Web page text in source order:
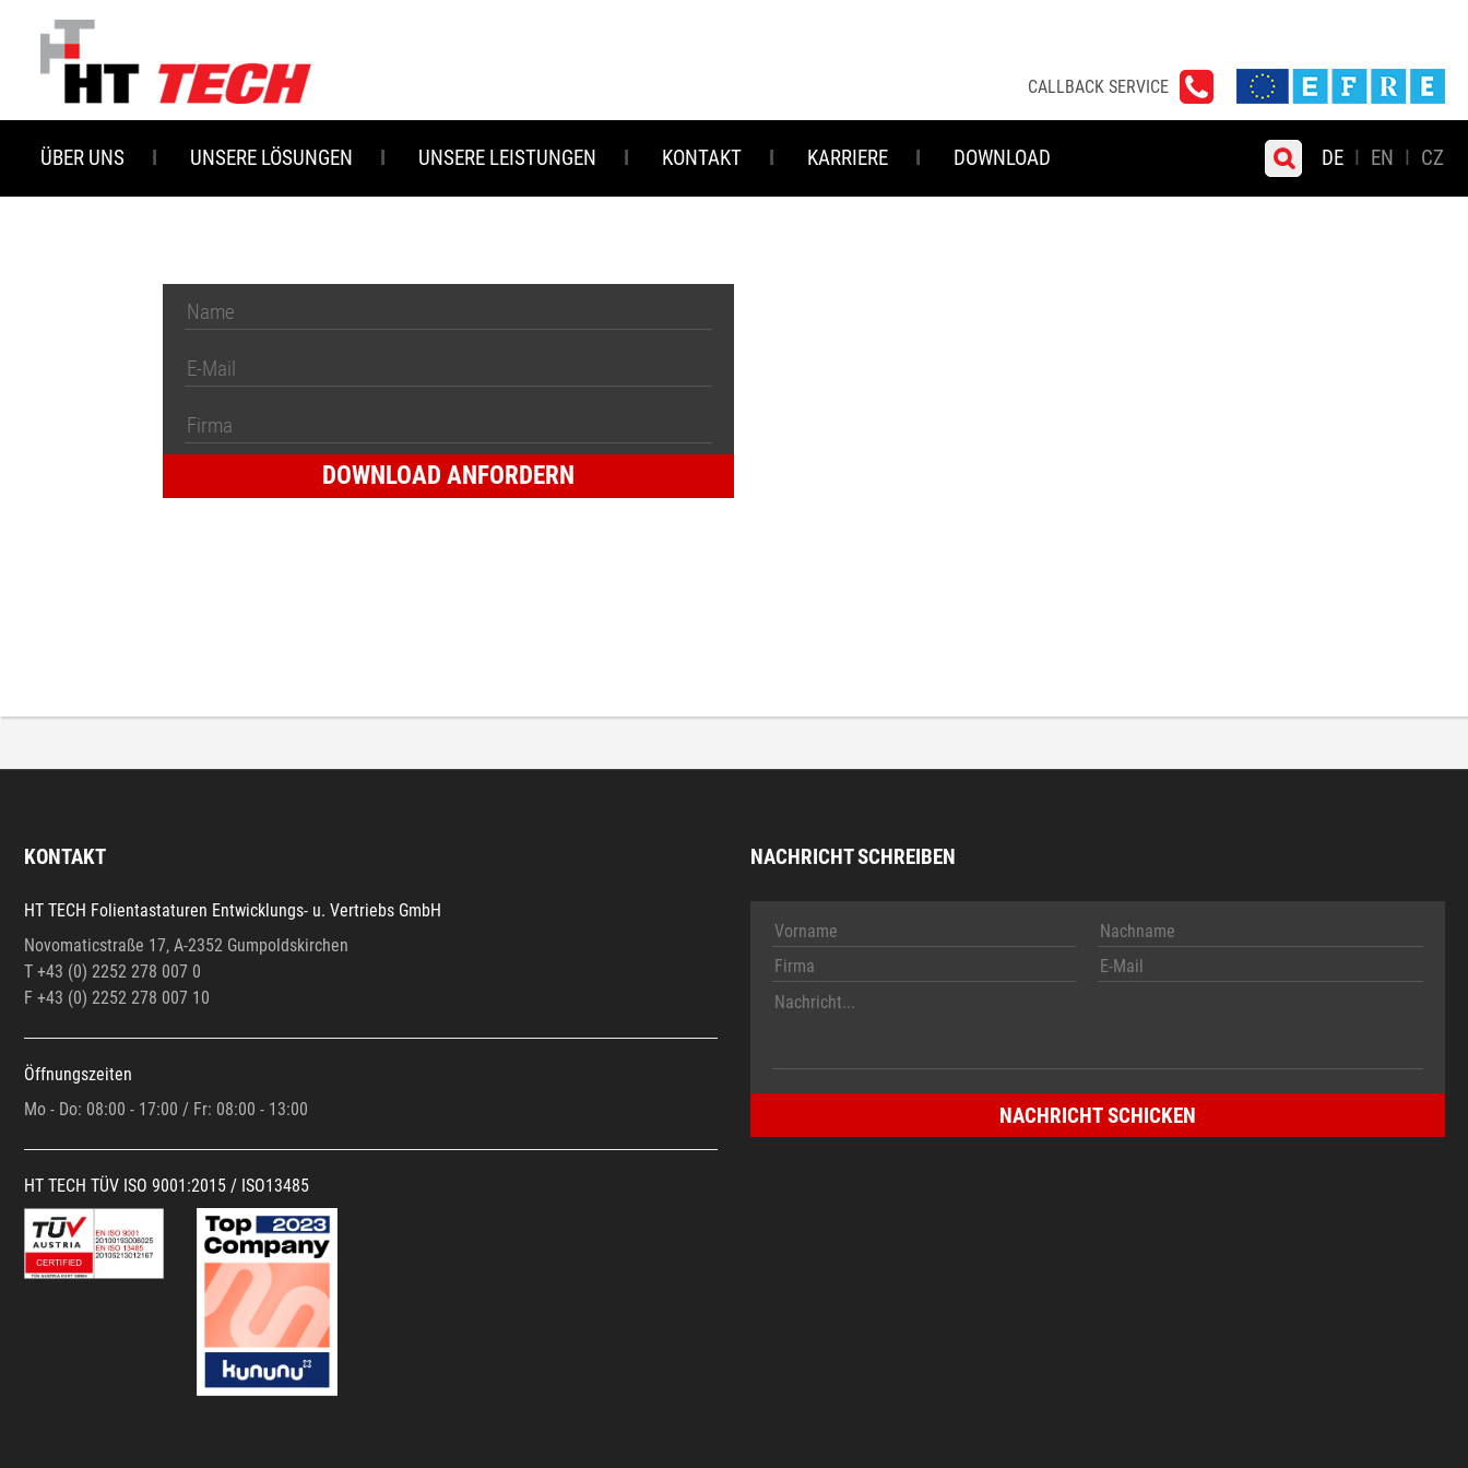
Hauptinhalt
springen
CALLBACK SERVICE
ÜBER UNS UNSERE LÖSUNGEN UNSERE LEISTUNGEN KONTAKT KARRIERE DOWNLOAD DE EN CZ
KONTAKT
HT TECH Folientastaturen Entwicklungs- u. Vertriebs GmbH
Novomaticstraße 17, A-2352 Gumpoldskirchen
T +43 (0) 2252 278 007 0
F +43 (0) 2252 278 007 10
Öffnungszeiten
Mo - Do: 08:00 - 17:00 / Fr: 08:00 - 13:00
HT TECH TÜV ISO 9001:2015 / ISO13485
NACHRICHT SCHREIBEN